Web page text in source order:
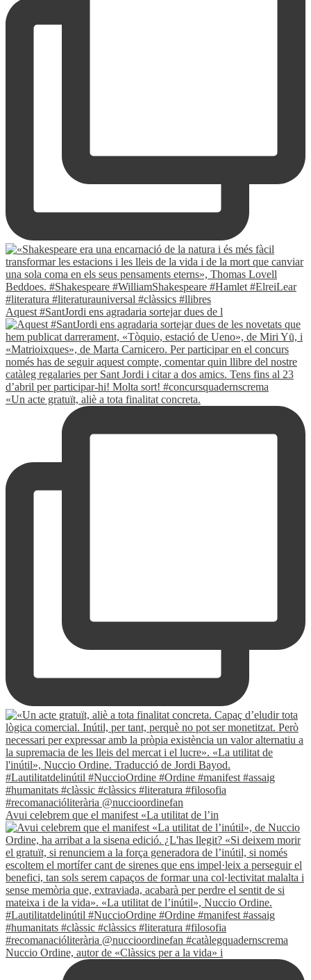
Aquest #SantJordi ens agradaria sortejar dues de l
«Un acte gratuït, aliè a tota finalitat concreta.
Avui celebrem que el manifest «La utilitat de l’in
Nuccio Ordine, autor de «Clàssics per a la vida» i